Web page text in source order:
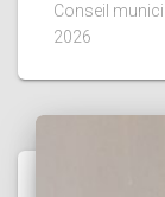
Conseil
2026